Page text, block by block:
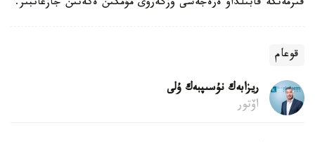
قىزمەتكە قابىلداۋ ەرەجەسى وزگەرۋى مۇمكىن ەكەنىن جازعانبىز.
قوعام
ريزابەك نۇسىپبەك ۇلى
اۆتور